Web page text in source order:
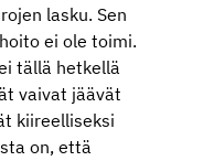
lasku. Sen
ei ole toimi.
tällä hetkellä
vaivat jäävät
kiireelliseksi
on, että